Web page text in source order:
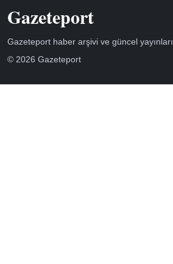
Gazeteport
Gazeteport haber arşivi ve güncel yayınları.
© 2026 Gazeteport